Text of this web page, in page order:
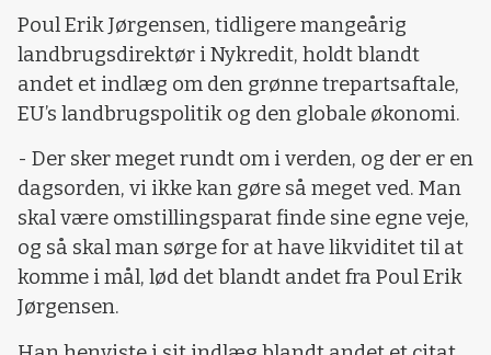
Poul Erik Jørgensen, tidligere mangeårig
landbrugsdirektør i Nykredit, holdt blandt
andet et indlæg om den grønne trepartsaftale,
EU’s landbrugspolitik og den globale økonomi.
- Der sker meget rundt om i verden, og der er en
dagsorden, vi ikke kan gøre så meget ved. Man
skal være omstillingsparat finde sine egne veje,
og så skal man sørge for at have likviditet til at
komme i mål, lød det blandt andet fra Poul Erik
Jørgensen.